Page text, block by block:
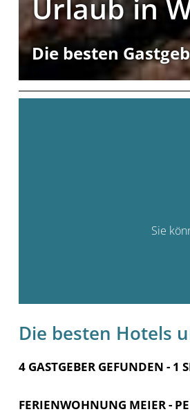
Urlaub in
Die besten
Sie
Die besten Hotels
4 GASTGEBER GEFUNDEN - 1
FERIENWOHNUNG MEIER-